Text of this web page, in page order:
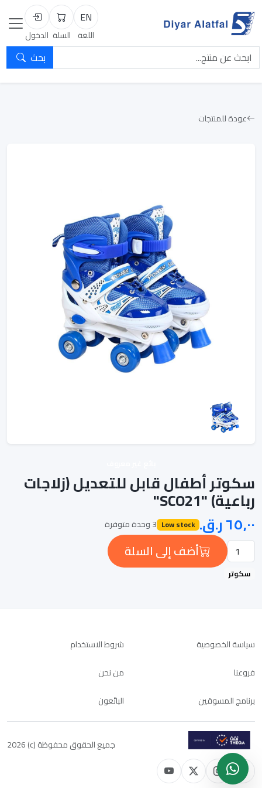
EN
اللغة
السلة
السلة
تسجيل
الدخول
بحث
عودة للمنتجات
سكوتر أطفال قابل للتعديل (زلاجات
رباعية) "SCO21"
Low stock 3 وحدة متوفرة
أضف إلى السلة
سكوتر
سياسة الخصوصية
شروط الاستخدام
فروعنا
من نحن
برنامج المسوقين
البائعون
جميع الحقوق محفوظة (c) 2026